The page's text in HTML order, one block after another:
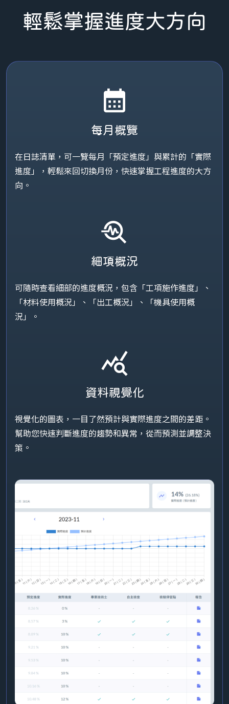
輕鬆掌握進度大方向
calendar_month
每月概覽
在日誌清單，可一覽每月「預定進度」與累計的「實際
進度」，輕鬆來回切換月份，快速掌握工程進度的大方
向。
troubleshoot
細項概況
可隨時查看細部的進度概況，包含「工項施作進度」、
「材料使用概況」、「出工概況」、「機具使用概
況」。
query_stats
資料視覺化
視覺化的圖表，一目了然預計與實際進度之間的差距。
幫助您快速判斷進度的趨勢和異常，從而預測並調整決
策。